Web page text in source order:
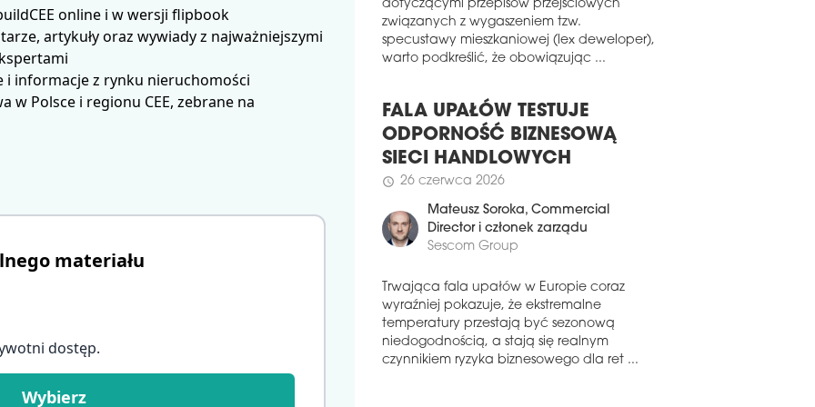
materiału
dostęp.
Wybierz
online i w wersji flipbook
artykuły oraz wywiady z najważniejszymi
i informacje z rynku nieruchomości
w Polsce i regionu CEE, zebrane na
Capital. Firma zajęła niedawno 460 mkw. w
budynku Metropolitan Warszawa.
schedule 02 lipca 2025
Siedziba Apsys Polska od 2018 roku znajduje
się w warszawskim budynku Q22 przy Al.
Jana Pawła II 22. W ostatnim czasie biuro
firmy przeszło gruntowną modernizację. Za
projekt nowych wnętrz odpowiada
schedule 11 czerwca 2025
JLL STAWIA NA DESIGN I
Firma JLL zakończyła kompleksową
modernizację swojej warszawskiej siedziby w
kompleksie Warsaw Spire. Biuro zostało
zaprojektowane w duchu idei „ReThink.
ReUse. ReSpire”, podkreślając nowoczesne,
W związku z pojawiającymi się pytaniami
dotyczącymi przepisów przejściowych
związanych z wygaszeniem tzw.
specustawy mieszkaniowej (lex deweloper),
FALA UPAŁÓW TESTUJE
ODPORNOŚĆ BIZNESOWĄ
SIECI HANDLOWYCH
Mateusz Soroka, Commercial
Director i członek zarządu
Trwająca fala upałów w Europie coraz
wyraźniej pokazuje, że ekstremalne
temperatury przestają być sezonową
niedogodnością, a stają się realnym